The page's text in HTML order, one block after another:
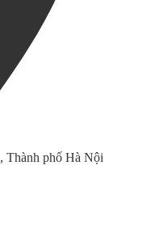
Thành phố Hà Nội